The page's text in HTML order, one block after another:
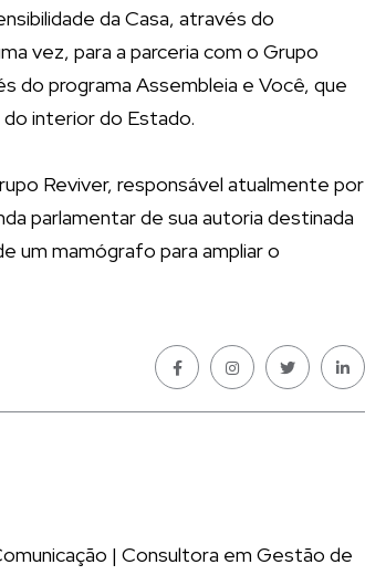
da Casa, através do
vez, para a parceria com o Grupo
do programa Assembleia e Você, que
interior do Estado.
Reviver, responsável atualmente por
parlamentar de sua autoria destinada
um mamógrafo para ampliar o
| Consultora em Gestão de